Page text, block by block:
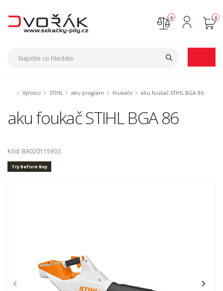
0
0
Výrobci STIHL aku program foukače aku foukač STIHL BGA 86
aku foukač STIHL BGA 86
Kód: BA020115903
Try Before Buy